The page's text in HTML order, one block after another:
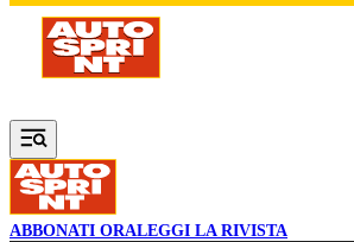
Vai al contenuto principale
ABBONATI ORALEGGI LA RIVISTA